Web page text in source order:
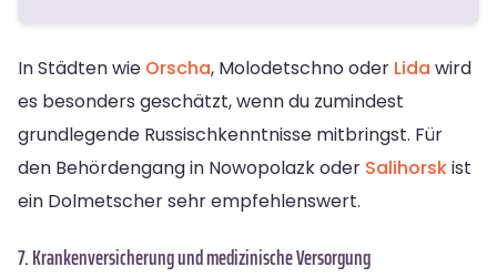
In Städten wie Orscha, Molodetschno oder Lida wird
es besonders geschätzt, wenn du zumindest
grundlegende Russischkenntnisse mitbringst. Für
den Behördengang in Nowopolazk oder Salihorskist
ein Dolmetscher sehr empfehlenswert.
7. Krankenversicherung und medizinische Versorgung